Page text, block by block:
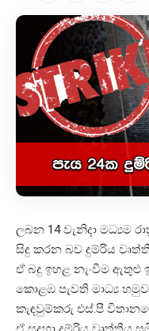
ලබන 14 වැනිදා මධ්‍යම
සිදු කරන බව දුම්රිය
ඒ බදු ඉහළ නැංවීම
කොළඹ පැවති මාධ්‍ය
කැඳවුම්කරු එස්.පී